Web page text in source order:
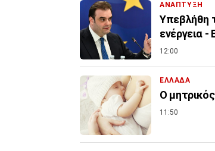
ΑΝΑΠΤΥΞΗ
Υπεβλήθη
ενέργεια -
12:00
ΕΛΛΑΔΑ
Ο
11:50